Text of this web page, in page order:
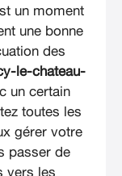
un moment
une bonne
des
le-chateau-
un certain
toutes les
gérer votre
passer de
vers les